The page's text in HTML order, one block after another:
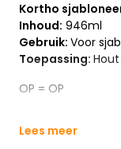
Kortho
Inhoud: 946ml
Gebruik: Voor
Toepassing:
OP = OP
Lees meer